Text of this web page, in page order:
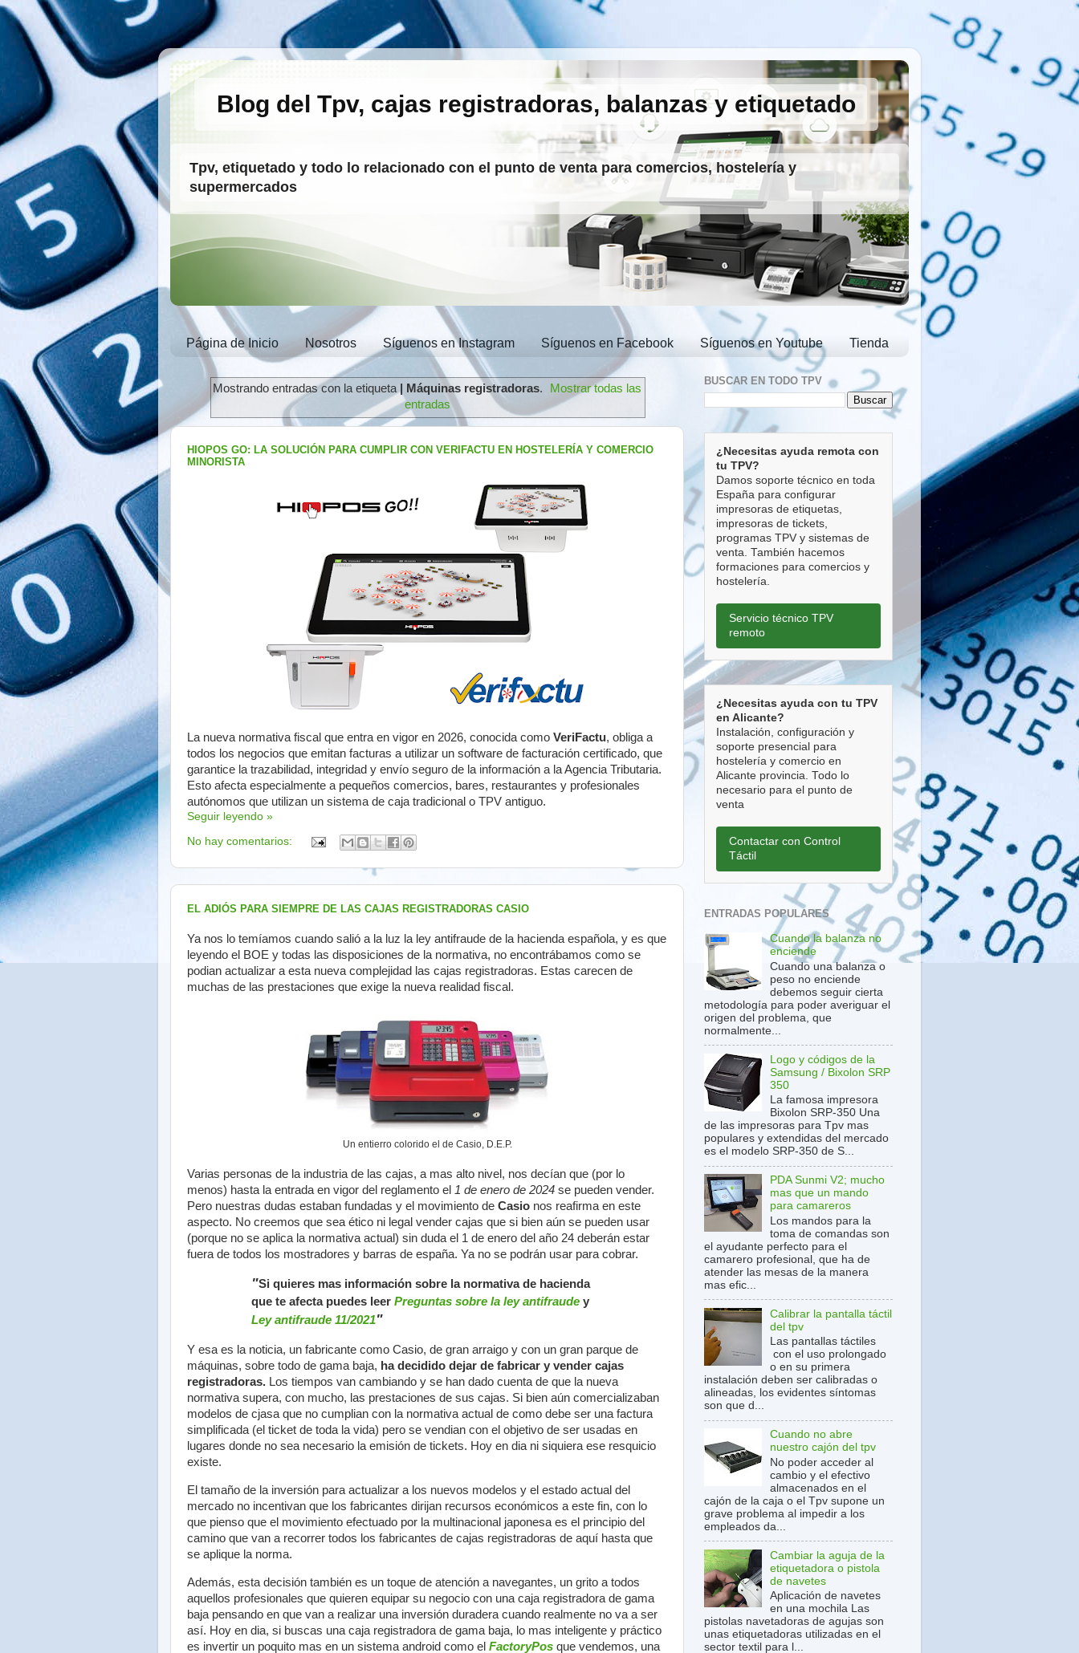
Blog del Tpv, cajas registradoras, balanzas y etiquetado
Tpv, etiquetado y todo lo relacionado con el punto de venta para comercios, hostelería y
supermercados
Página de Inicio Nosotros Síguenos en Instagram Síguenos en Facebook Síguenos en Youtube Tienda
Mostrando entradas con la etiqueta | Máquinas registradoras.
Mostrar todas las
entradas
HIOPOS GO: LA SOLUCIÓN PARA CUMPLIR CON VERIFACTU EN HOSTELERÍA Y COMERCIO
MINORISTA
La nueva normativa fiscal que entra en vigor en 2026, conocida como VeriFactu, obliga a
todos los negocios que emitan facturas a utilizar un software de facturación certificado, que
garantice la trazabilidad, integridad y envío seguro de la información a la Agencia Tributaria.
Esto afecta especialmente a pequeños comercios, bares, restaurantes y profesionales
autónomos que utilizan un sistema de caja tradicional o TPV antiguo.
Seguir leyendo »
No hay comentarios:
EL ADIÓS PARA SIEMPRE DE LAS CAJAS REGISTRADORAS CASIO
Ya nos lo temíamos cuando salió a la luz la ley antifraude de la hacienda española, y es que
leyendo el BOE y todas las disposiciones de la normativa, no encontrábamos como se
podian actualizar a esta nueva complejidad las cajas registradoras. Estas carecen de
muchas de las prestaciones que exige la nueva realidad fiscal.
Un entierro colorido el de Casio, D.E.P.
Varias personas de la industria de las cajas, a mas alto nivel, nos decían que (por lo
menos) hasta la entrada en vigor del reglamento el 1 de enero de 2024 se pueden vender.
Pero nuestras dudas estaban fundadas y el movimiento de Casio nos reafirma en este
aspecto. No creemos que sea ético ni legal vender cajas que si bien aún se pueden usar
(porque no se aplica la normativa actual) sin duda el 1 de enero del año 24 deberán estar
fuera de todos los mostradores y barras de españa. Ya no se podrán usar para cobrar.
"Si quieres mas información sobre la normativa de hacienda
que te afecta puedes leer Preguntas sobre la ley antifraude y
Ley antifraude 11/2021"
Y esa es la noticia, un fabricante como Casio, de gran arraigo y con un gran parque de
máquinas, sobre todo de gama baja, ha decidido dejar de fabricar y vender cajas
registradoras. Los tiempos van cambiando y se han dado cuenta de que la nueva
normativa supera, con mucho, las prestaciones de sus cajas. Si bien aún comercializaban
modelos de cjasa que no cumplian con la normativa actual de como debe ser una factura
simplificada (el ticket de toda la vida) pero se vendian con el objetivo de ser usadas en
lugares donde no sea necesario la emisión de tickets. Hoy en dia ni siquiera ese resquicio
existe.
El tamaño de la inversión para actualizar a los nuevos modelos y el estado actual del
mercado no incentivan que los fabricantes dirijan recursos económicos a este fin, con lo
que pienso que el movimiento efectuado por la multinacional japonesa es el principio del
camino que van a recorrer todos los fabricantes de cajas registradoras de aquí hasta que
se aplique la norma.
Además, esta decisión también es un toque de atención a navegantes, un grito a todos
aquellos profesionales que quieren equipar su negocio con una caja registradora de gama
baja pensando en que van a realizar una inversión duradera cuando realmente no va a ser
así. Hoy en dia, si buscas una caja registradora de gama baja, lo mas inteligente y práctico
es invertir un poquito mas en un sistema android como el FactoryPos que vendemos, una
BUSCAR EN TODO TPV
¿Necesitas ayuda remota con
tu TPV?
Damos soporte técnico en toda
España para configurar
impresoras de etiquetas,
impresoras de tickets,
programas TPV y sistemas de
venta. También hacemos
formaciones para comercios y
hostelería.
Servicio técnico TPV
remoto
¿Necesitas ayuda con tu TPV
en Alicante?
Instalación, configuración y
soporte presencial para
hostelería y comercio en
Alicante provincia. Todo lo
necesario para el punto de
venta
Contactar con Control
Táctil
ENTRADAS POPULARES
Cuando la balanza no
enciende
Cuando una balanza o
peso no enciende
debemos seguir cierta
metodología para poder averiguar el
origen del problema, que
normalmente...
Logo y códigos de la
Samsung / Bixolon SRP
350
La famosa impresora
Bixolon SRP-350 Una
de las impresoras para Tpv mas
populares y extendidas del mercado
es el modelo SRP-350 de S...
PDA Sunmi V2; mucho
mas que un mando
para camareros
Los mandos para la
toma de comandas son
el ayudante perfecto para el
camarero profesional, que ha de
atender las mesas de la manera
mas efic...
Calibrar la pantalla táctil
del tpv
Las pantallas táctiles
con el uso prolongado
o en su primera
instalación deben ser calibradas o
alineadas, los evidentes síntomas
son que d...
Cuando no abre
nuestro cajón del tpv
No poder acceder al
cambio y el efectivo
almacenados en el
cajón de la caja o el Tpv supone un
grave problema al impedir a los
empleados da...
Cambiar la aguja de la
etiquetadora o pistola
de navetes
Aplicación de navetes
en una mochila Las
pistolas navetadoras de agujas son
unas etiquetadoras utilizadas en el
sector textil para l...